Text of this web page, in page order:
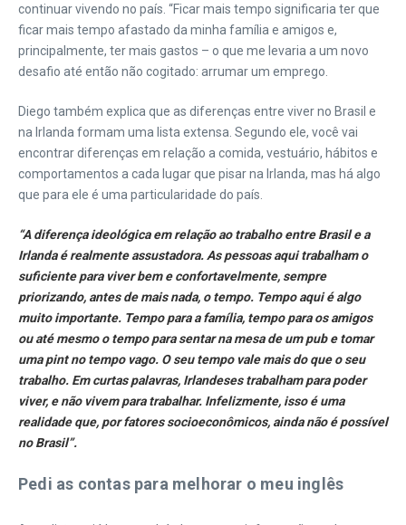
continuar vivendo no país. “Ficar mais tempo significaria ter que
ficar mais tempo afastado da minha família e amigos e,
principalmente, ter mais gastos – o que me levaria a um novo
desafio até então não cogitado: arrumar um emprego.
Diego também explica que as diferenças entre viver no Brasil e
na Irlanda formam uma lista extensa. Segundo ele, você vai
encontrar diferenças em relação a comida, vestuário, hábitos e
comportamentos a cada lugar que pisar na Irlanda, mas há algo
que para ele é uma particularidade do país.
“A diferença ideológica em relação ao trabalho entre Brasil e a
Irlanda é realmente assustadora. As pessoas aqui trabalham o
suficiente para viver bem e confortavelmente, sempre
priorizando, antes de mais nada, o tempo. Tempo aqui é algo
muito importante. Tempo para a família, tempo para os amigos
ou até mesmo o tempo para sentar na mesa de um pub e tomar
uma pint no tempo vago. O seu tempo vale mais do que o seu
trabalho. Em curtas palavras, Irlandeses trabalham para poder
viver, e não vivem para trabalhar. Infelizmente, isso é uma
realidade que, por fatores socioeconômicos, ainda não é possível
no Brasil”.
Pedi as contas para melhorar o meu inglês